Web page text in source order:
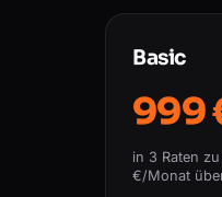
Basic
999
in 3 Raten
€/Monat